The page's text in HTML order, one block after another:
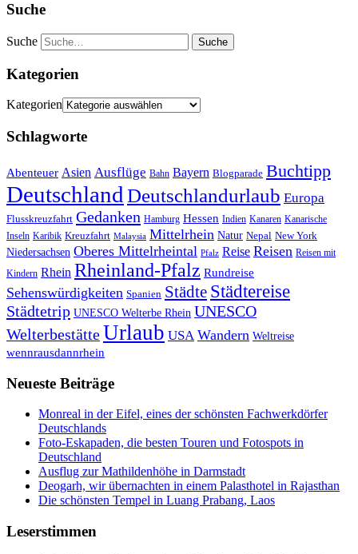
Suche
Suche
Kategorien
Kategorien
Schlagworte
Abenteuer Asien Ausflüge Bahn Bayern Blogparade Buchtipp
Deutschland Deutschlandurlaub Europa
Flusskreuzfahrt Gedanken Hamburg Hessen Indien Kanaren Kanarische
Inseln Karibik Kreuzfahrt Malaysia Mittelrhein Natur Nepal New York
Niedersachsen Oberes Mittelrheintal Pfalz Reise Reisen Reisen mit
Kindern Rhein Rheinland-Pfalz Rundreise
Sehenswürdigkeiten Spanien Städte Städtereise
Städtetrip UNESCO Welterbe Rhein UNESCO
WelterbestätteUrlaub USA Wandern Weltreise
wennrausdannrhein
Neueste Beiträge
Monreal in der Eifel, eines der schönsten Fachwerkdörfer
Deutschlands
Foto-Eskapaden, die besten Touren und Fotospots in
Deutschland
Ausflug zur Mathildenhöhe in Darmstadt
Deogarh, wir übernachten in einem Palasthotel in Rajasthan
Die schönsten Tempel in Luang Prabang, Laos
Leserstimmen